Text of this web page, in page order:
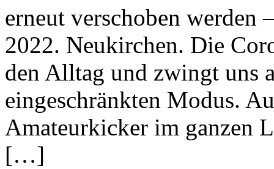
erneut verschoben werden
2022. Neukirchen. Die
den Alltag und zwingt uns
eingeschränkten Modus.
Amateurkicker im ganzen
[…]